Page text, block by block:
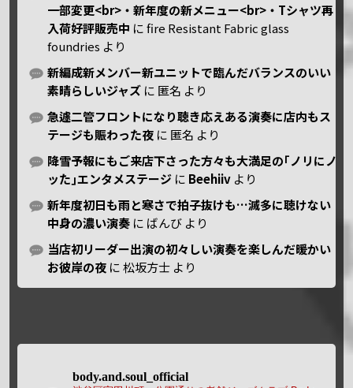
一部変更<br>・新年度の新メニュー<br>・Tシャツ再
入荷好評販売中 にfire Resistant Fabric glass
foundries より
新編成新メンバー新ユニットで臨んだバランスのいい
素晴らしいジャズ に 匿名 より
急遽二管フロントになり聴き応えある演奏に店内もス
テージも賑わった夜 に 匿名 より
降雪予報にもご来店下さった方々も大満足の｢ノリにノ
ッた｣エンタメステージ に Beehiiv より
新年度初日も雨と寒さで拍子抜けも…滅多に聴けない
中身の濃い演奏 に ばんび より
当店初リーダー出演の初々しい演奏を楽しんだ暖かい
お彼岸の夜 に松坂方士 より
body.and.soul_official